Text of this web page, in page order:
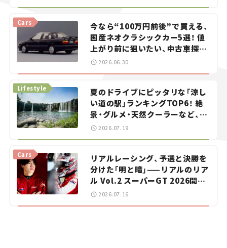
今なら“100万円前後”で買える、
国産ネオクラシックカー5選！ 値
上がり前に狙いたい、中古車探し
をお手伝い――ちょっとイケてるマ
Cars
2026.06.30
夏のドライブにピッタリな「涼し
い道の駅」ランキングTOP6！ 絶
景・グルメ・天然クーラーなど、避
暑におすすめのスポットを紹介
【道の駅マニアの推し駅ガイド】
Lifestyle
2026.07.19
リアルレーシング、予選と決勝を
分けた「明と暗」——リアルのリア
ル Vol.2 スーパーGT 2026開幕
戦 岡山国際サーキット
Cars
2026.07.16